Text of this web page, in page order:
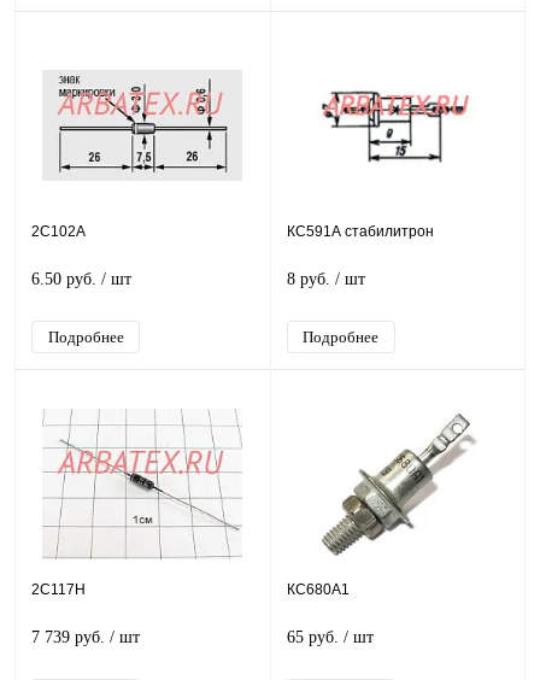
2С102А
6.50 руб. / шт
Подробнее
КС591А стабилитрон
8 руб. / шт
Подробнее
2С117Н
7 739 руб. / шт
КС680А1
65 руб. / шт